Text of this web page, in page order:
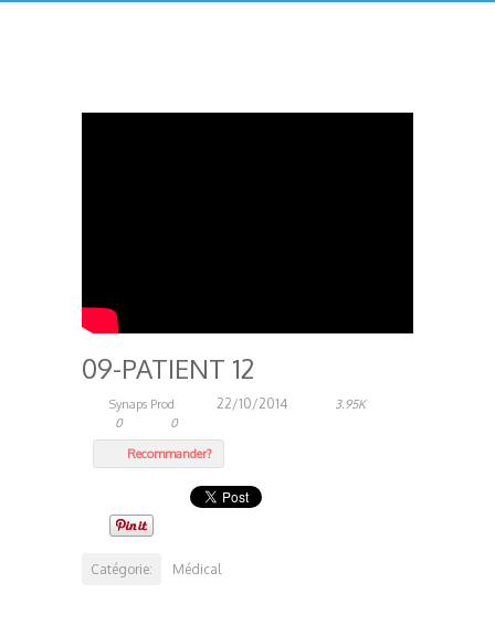
09-PATIENT 12
Synaps Prod 22/10/2014
3.95K
0
0
Recommander?
Catégorie: Médical